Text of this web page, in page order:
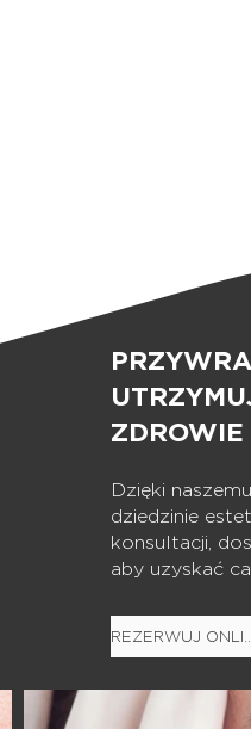
ZDROWIE
Dzięki
dziedzinie
konsultacji,
aby uzyskać